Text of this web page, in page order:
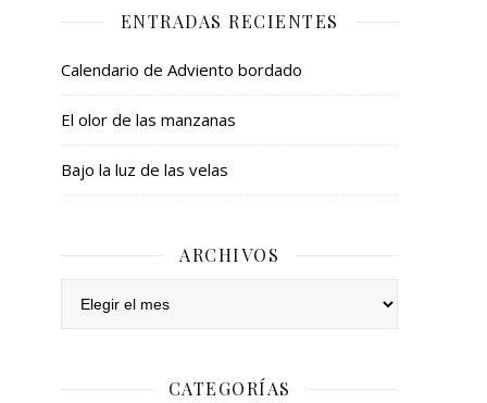
ENTRADAS RECIENTES
Calendario de Adviento bordado
El olor de las manzanas
Bajo la luz de las velas
ARCHIVOS
CATEGORÍAS